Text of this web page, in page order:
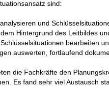
sind:
und
Hintergrund des Leitbildes
bearbeiten
auswerten, fortlaufend
die Fachkräfte den
Es fand sehr viel Austausch